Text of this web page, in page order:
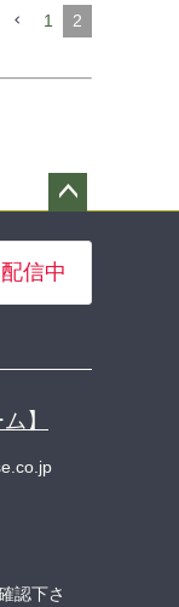
1 2
ップ
へ
信中
】
認下さ